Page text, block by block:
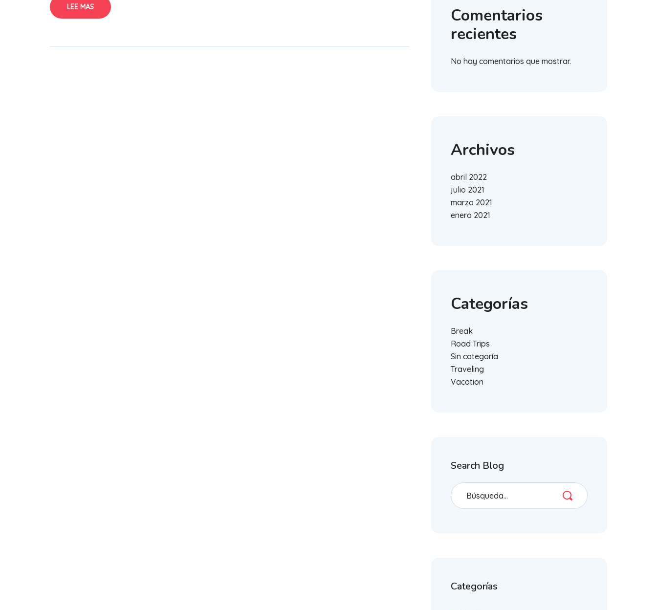
LEE MAS
Comentarios
recientes
No hay comentarios que mostrar.
Archivos
abril 2022
julio 2021
marzo 2021
enero 2021
Categorías
Break
Road Trips
Sin categoría
Traveling
Vacation
Search Blog
Categorías